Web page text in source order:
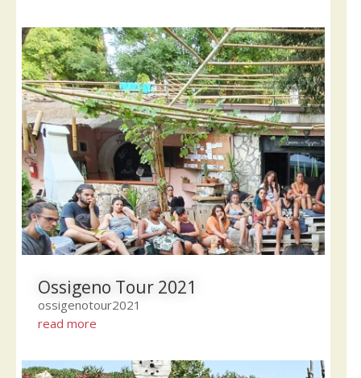
Ossigeno Tour 2021
ossigenotour2021
read more